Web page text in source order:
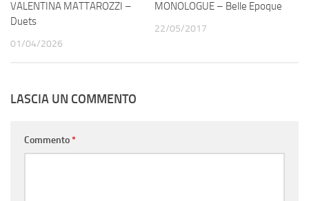
VALENTINA MATTAROZZI –
Duets
01/04/2026
MONOLOGUE – Belle Epoque
22/05/2017
LASCIA UN COMMENTO
Commento*